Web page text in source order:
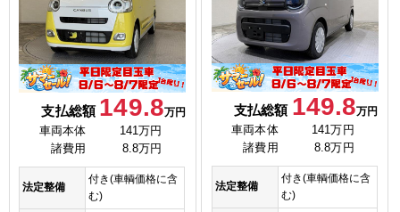
支払総額 149.8万円
車両本体
141万円
諸費用
8.8万円
法定整備
付き(車輌価格に含
む)
支払総額 149.8万円
車両本体
141万円
諸費用
8.8万円
法定整備
付き(車輌価格に含
む)